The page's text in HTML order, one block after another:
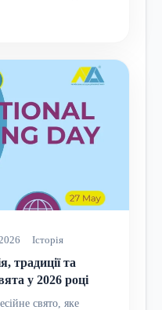
Історія
традиції та
у 2026 році
свято, яке